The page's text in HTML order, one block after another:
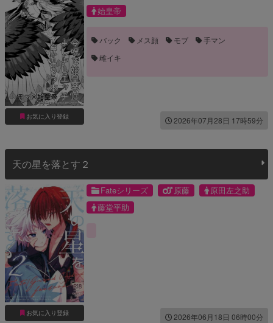
お気に入り登録
始皇帝
バック メス顔 モブ
手マン
雌イキ
2026年07月28日 17時59分
天の星を落とす２
お気に入り登録
Fateシリーズ 原藤
原田左之助
藤堂平助
2026年06月18日 06時00分